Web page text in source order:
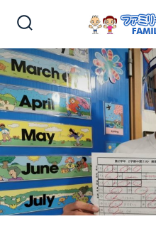
テ
ン
ツ
へ
ス
キ
ッ
プ
索
切
り
替
え